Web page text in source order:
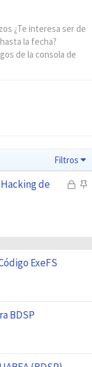
¿Te interesa ser de
la fecha?
de la consola de
Filtros
C
A
de
ExeFS
BDSP